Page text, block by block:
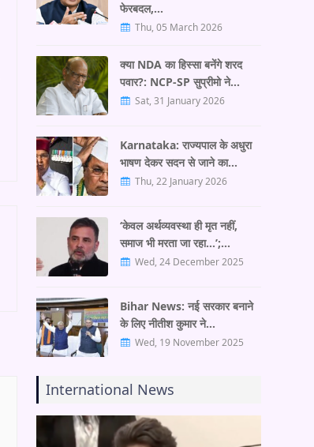
फेरबदल,…
Thu, 05 March 2026
क्या NDA का हिस्सा बनेंगे शरद
पवार?: NCP-SP सुप्रीमो ने…
Sat, 31 January 2026
Karnataka: राज्यपाल के अधुरा
भाषण देकर सदन से जाने का…
Thu, 22 January 2026
‘केवल अर्थव्यवस्था ही मृत नहीं,
समाज भी मरता जा रहा…’;…
Wed, 24 December 2025
Bihar News: नई सरकार बनाने
के लिए नीतीश कुमार ने…
Wed, 19 November 2025
International News